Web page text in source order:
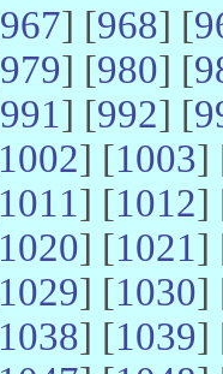
967] [968] [
979] [980] [
991] [992] [
1002] [1003]
1011] [1012]
1020] [1021]
1029] [1030]
1038] [1039]